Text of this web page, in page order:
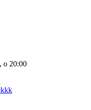
o 20:00